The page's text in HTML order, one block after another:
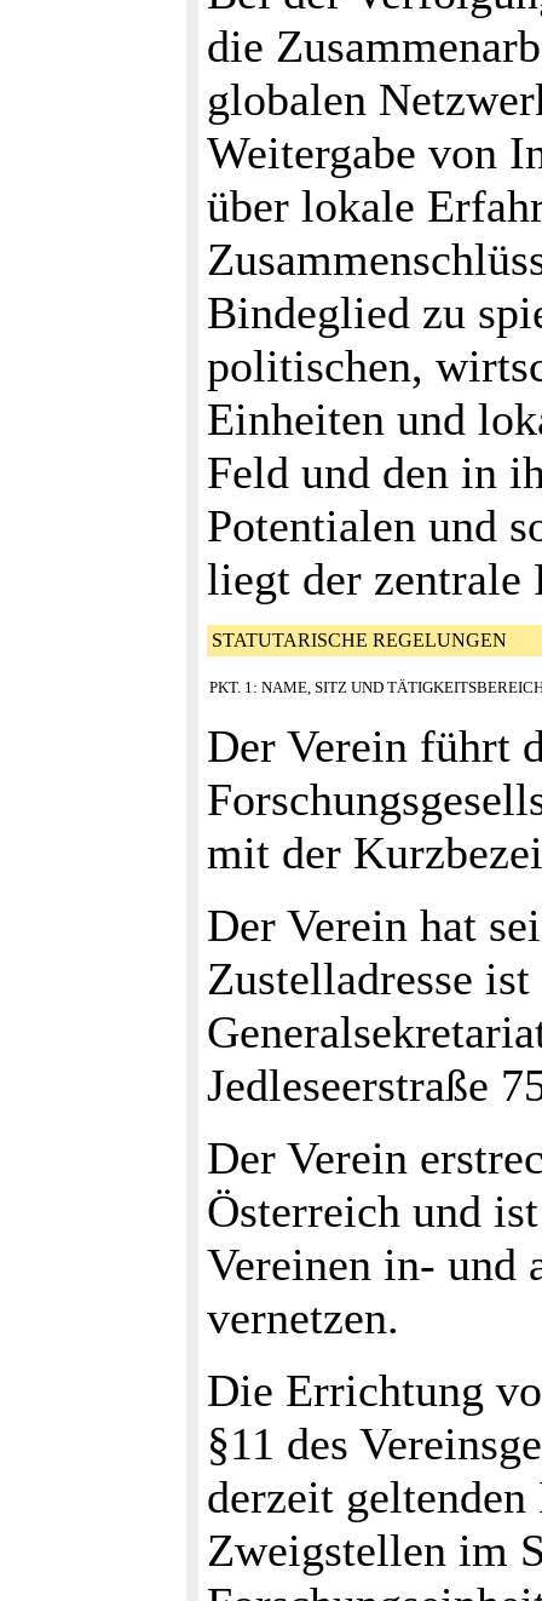
die
globalen
Weitergabe von
über lokale
Bindeglied zu
politischen,
Einheiten und
Feld und den in
Potentialen und
liegt der zentrale
STATUTARISCHE REGELUNGEN
PKT. 1: NAME, SITZ UND
Der Verein führt
mit der
Der Verein hat
Zustelladresse
Jedleseerstraße
Der Verein
Österreich und
Vereinen in- und
vernetzen.
Die Errichtung
§11 des
derzeit
Zweigstellen im